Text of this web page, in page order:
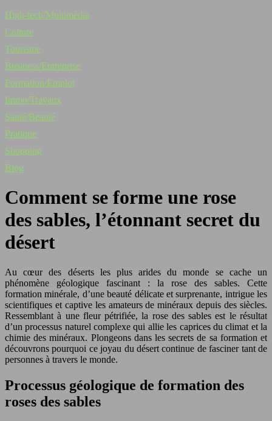
High-tech/Multimédia
Culture
Tourisme
Business/Entreprise
Formation/Emploi
Immo/Travaux
Santé/Beauté
Pratique
Shopping
Blog
Comment se forme une rose
des sables, l’étonnant secret du
désert
Au cœur des déserts les plus arides du monde se cache un
phénomène géologique fascinant : la rose des sables. Cette
formation minérale, d’une beauté délicate et surprenante, intrigue les
scientifiques et captive les amateurs de minéraux depuis des siècles.
Ressemblant à une fleur pétrifiée, la rose des sables est le résultat
d’un processus naturel complexe qui allie les caprices du climat et la
chimie des minéraux. Plongeons dans les secrets de sa formation et
découvrons pourquoi ce joyau du désert continue de fasciner tant de
personnes à travers le monde.
Processus géologique de formation des
roses des sables